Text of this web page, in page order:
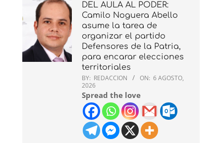
DEL AULA AL PODER:
Camilo Noguera Abello
asume la tarea de
organizar el partido
Defensores de la Patria,
para encarar elecciones
territoriales
BY: REDACCION ON: 6 AGOSTO,
2026
Spread the love